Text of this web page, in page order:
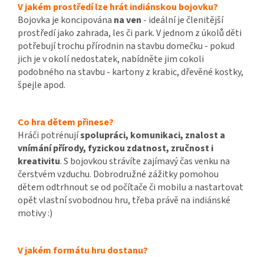
V jakém prostředí lze hrát indiánskou bojovku?
Bojovka je koncipována na ven - ideální je členitější
prostředí jako zahrada, les či park. V jednom z úkolů děti
potřebují trochu přírodnin na stavbu domečku - pokud
jich je v okolí nedostatek, nabídněte jim cokoli
podobného na stavbu - kartony z krabic, dřevěné kostky,
špejle apod.
Co hra dětem přinese?
Hráči potrénujíspolupráci, komunikaci, znalost a
vnímání přírody, fyzickou zdatnost, zručnost i
kreativitu. S bojovkou strávíte zajímavý čas venku na
čerstvém vzduchu. Dobrodružné zážitky pomohou
dětem odtrhnout se od počítače či mobilu a nastartovat
opět vlastní svobodnou hru, třeba právě na indiánské
motivy :)
V jakém formátu hru dostanu?